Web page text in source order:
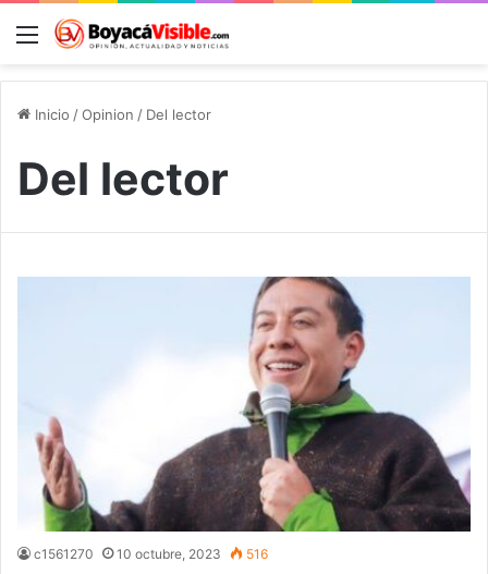
Menú
Inicio /Opinion / Del lector
Del lector
c1561270 10 octubre, 2023 516